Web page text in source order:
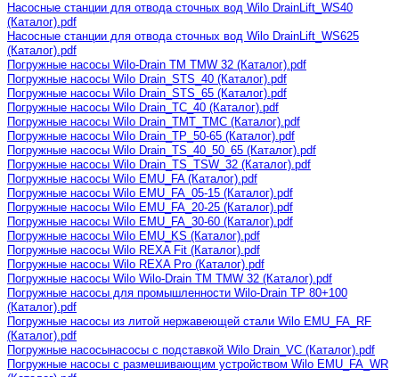
Насосные станции для отвода сточных вод Wilo DrainLift_WS40
(Каталог).pdf
Насосные станции для отвода сточных вод Wilo DrainLift_WS625
(Каталог).pdf
Погружные насосы Wilo-Drain TM TMW 32 (Каталог).pdf
Погружные насосы Wilo Drain_STS_40 (Каталог).pdf
Погружные насосы Wilo Drain_STS_65 (Каталог).pdf
Погружные насосы Wilo Drain_TC_40 (Каталог).pdf
Погружные насосы Wilo Drain_TMT_TMC (Каталог).pdf
Погружные насосы Wilo Drain_TP_50-65 (Каталог).pdf
Погружные насосы Wilo Drain_TS_40_50_65 (Каталог).pdf
Погружные насосы Wilo Drain_TS_TSW_32 (Каталог).pdf
Погружные насосы Wilo EMU_FA (Каталог).pdf
Погружные насосы Wilo EMU_FA_05-15 (Каталог).pdf
Погружные насосы Wilo EMU_FA_20-25 (Каталог).pdf
Погружные насосы Wilo EMU_FA_30-60 (Каталог).pdf
Погружные насосы Wilo EMU_KS (Каталог).pdf
Погружные насосы Wilo REXA Fit (Каталог).pdf
Погружные насосы Wilo REXA Pro (Каталог).pdf
Погружные насосы Wilo Wilo-Drain TM TMW 32 (Каталог).pdf
Погружные насосы для промышленности Wilo-Drain TP 80+100
(Каталог).pdf
Погружные насосы из литой нержавеющей стали Wilo EMU_FA_RF
(Каталог).pdf
Погружные насосынасосы с подставкой Wilo Drain_VC (Каталог).pdf
Погружные насосы с размешивающим устройством Wilo EMU_FA_WR